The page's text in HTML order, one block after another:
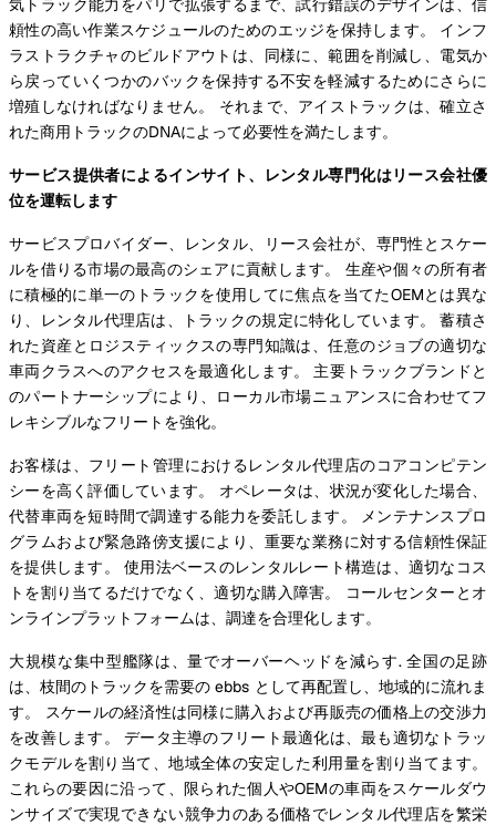
頼性の高い作業スケジュールのためのエッジを保持します。 インフ
ラストラクチャのビルドアウトは、同様に、範囲を削減し、電気か
ら戻っていくつかのバックを保持する不安を軽減するためにさらに
増殖しなければなりません。 それまで、アイストラックは、確立さ
れた商用トラックのDNAによって必要性を満たします。
サービス提供者によるインサイト、レンタル専門化はリース会社優
位を運転します
サービスプロバイダー、レンタル、リース会社が、専門性とスケー
ルを借りる市場の最高のシェアに貢献します。 生産や個々の所有者
に積極的に単一のトラックを使用してに焦点を当てたOEMとは異な
り、レンタル代理店は、トラックの規定に特化しています。 蓄積さ
れた資産とロジスティックスの専門知識は、任意のジョブの適切な
車両クラスへのアクセスを最適化します。 主要トラックブランドと
のパートナーシップにより、ローカル市場ニュアンスに合わせてフ
レキシブルなフリートを強化。
お客様は、フリート管理におけるレンタル代理店のコアコンピテン
シーを高く評価しています。 オペレータは、状況が変化した場合、
代替車両を短時間で調達する能力を委託します。 メンテナンスプロ
グラムおよび緊急路傍支援により、重要な業務に対する信頼性保証
を提供します。 使用法ベースのレンタルレート構造は、適切なコス
トを割り当てるだけでなく、適切な購入障害。 コールセンターとオ
ンラインプラットフォームは、調達を合理化します。
大規模な集中型艦隊は、量でオーバーヘッドを減らす. 全国の足跡
は、枝間のトラックを需要の ebbs として再配置し、地域的に流れま
す。 スケールの経済性は同様に購入および再販売の価格上の交渉力
を改善します。 データ主導のフリート最適化は、最も適切なトラッ
クモデルを割り当て、地域全体の安定した利用量を割り当てます。
これらの要因に沿って、限られた個人やOEMの車両をスケールダウ
ンサイズで実現できない競争力のある価格でレンタル代理店を繁栄